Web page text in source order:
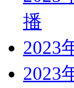
播
2023
2023